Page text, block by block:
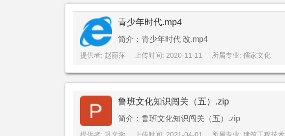
青少年时代.mp4
简介：青少年时代 改.mp4
提供者: 赵丽萍 上传时间: 2020-11-11 所属专业: 儒家文化
鲁班文化知识闯关（五）.zip
简介：鲁班文化知识闯关（五）.zip